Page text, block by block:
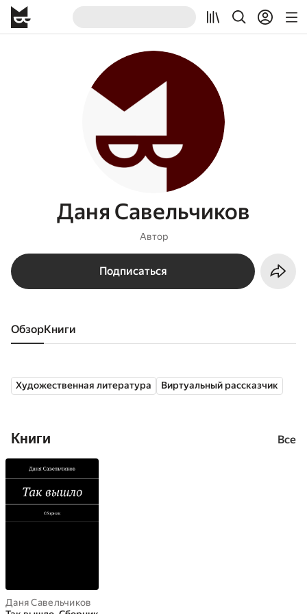
Даня Савельчиков
Автор
Подписаться
Обзор книги
Художественная литература Виртуальный рассказчик
Книги Все
Даня Савельчиков